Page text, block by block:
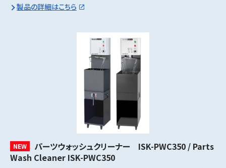
製品の詳細はこちら
NEW
パーツウォッシュクリーナー ISK-PWC350 / Parts
Wash Cleaner ISK-PWC350